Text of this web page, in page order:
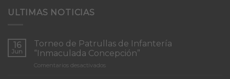
ULTIMAS NOTICIAS
16
Jun
Torneo de Patrullas de Infantería
“Inmaculada Concepción”
Comentarios desactivadosen